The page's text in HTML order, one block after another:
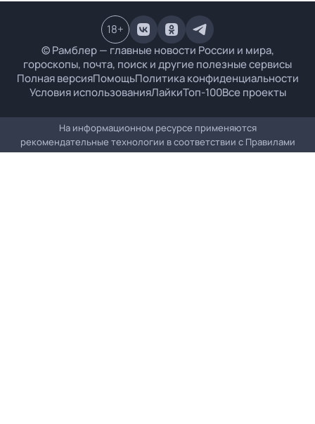
© Рамблер — главные новости России и мира,
гороскопы, почта, поиск и другие полезные сервисы
Полная версияПомощьПолитика конфиденциальности
Условия использованияЛайкиТоп-100Все проекты
18+
На информационном ресурсе применяются
рекомендательные технологии в соответствии с Правилами